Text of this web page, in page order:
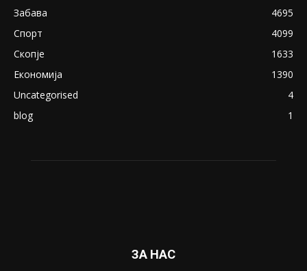
Забава
4695
Спорт
4099
Скопје
1633
Економија
1390
Uncategorised
4
blog
1
ЗА НАС